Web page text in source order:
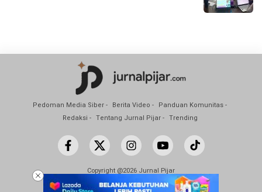
Pedoman Media Siber Berita Video
Panduan Komunitas
Redaksi
Tentang Jurnal Pijar Trending
Copyright @2026 Jurnal Pijar
All Rights Reserved